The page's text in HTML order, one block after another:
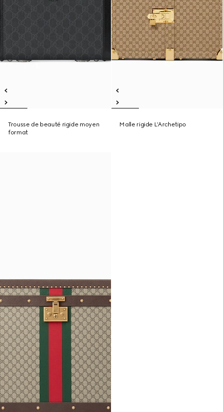
Trousse de beauté rigide moyen
format
Malle rigide L’Archetipo